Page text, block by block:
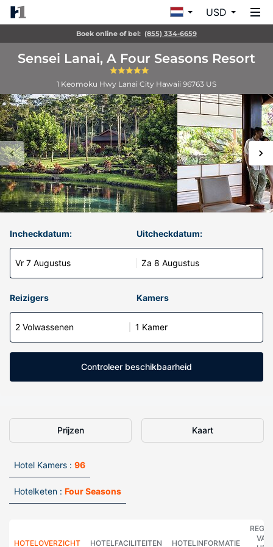
USD
Boek online of bel: (855) 334-6659
Sensei Lanai, A Four Seasons Resort
1 Keomoku Hwy Lanai City Hawaii 96763 US
Incheckdatum:
Vr 7 Augustus
Uitcheckdatum:
Za 8 Augustus
Reizigers Kamers
2 Volwassenen 1 Kamer
Controleer beschikbaarheid
Prijzen Kaart
Hotel Kamers : 96
Hotelketen : Four Seasons
HOTELOVERZICHT HOTELFACILITEITEN HOTELINFORMATIE
VAN